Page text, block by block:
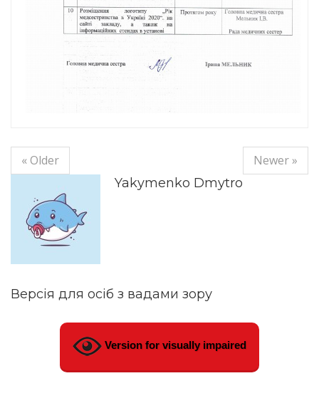
« Older
Newer »
Yakymenko Dmytro
Версія для осіб з вадами зору
Version for visually impaired